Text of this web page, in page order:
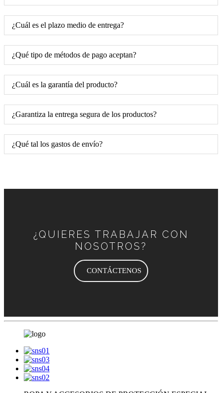
¿Cuál es el plazo medio de entrega?
¿Qué tipo de métodos de pago aceptan?
¿Cuál es la garantía del producto?
¿Garantiza la entrega segura de los productos?
¿Qué tal los gastos de envío?
¿QUIERES TRABAJAR CON
NOSOTROS?
CONTÁCTENOS